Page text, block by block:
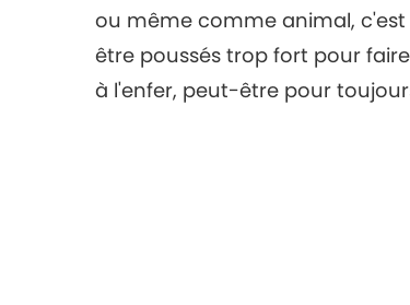
ou même comme animal,
être poussés trop fort pour
à l'enfer, peut-être pour